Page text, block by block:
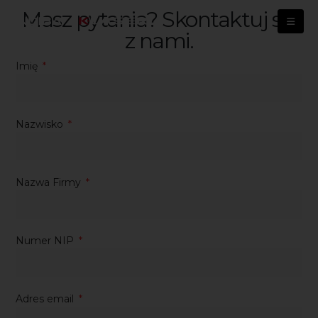
Masz pytania? Skontaktuj się
z nami.
Imię
Nazwisko
Nazwa Firmy
Numer NIP
Adres email